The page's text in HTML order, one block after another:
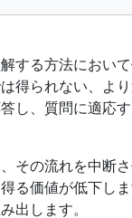
する方法におい
得られない、よ
し、質問に適応
その流れを中断
る価値が低下し
出します。